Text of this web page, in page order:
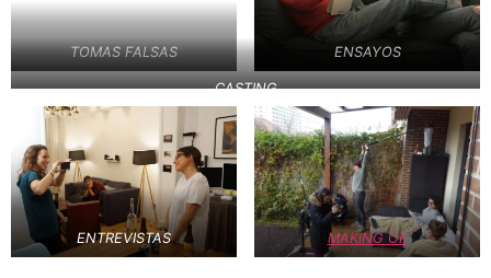
TOMAS FALSAS ENSAYOS
CASTING
ENTREVISTAS MAKING OF